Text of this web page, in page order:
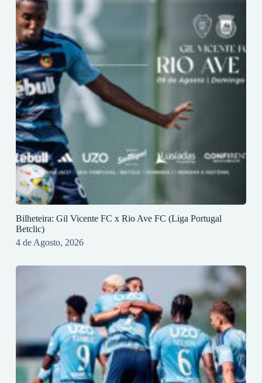
Bilheteira: Gil Vicente FC x Rio Ave FC (Liga Portugal
Betclic)
4 de Agosto, 2026